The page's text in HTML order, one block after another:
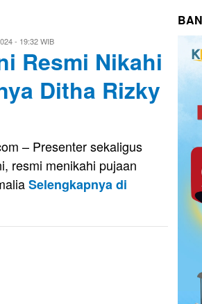
- 19:32 WIB
Resmi Nikahi
Ditha Rizky
– Presenter sekaligus
resmi menikahi pujaan
Selengkapnya di